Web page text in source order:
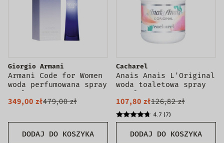
DODAJ DO KOSZYKA
Giorgio Armani
Armani Code for Women
woda perfumowana spray
75ml
349,00 zł479,00 zł
DODAJ DO KOSZYKA
Cacharel
Anais Anais L'Original
woda toaletowa spray
100ml Tester
107,80 zł126,82 zł
4.7 (7)